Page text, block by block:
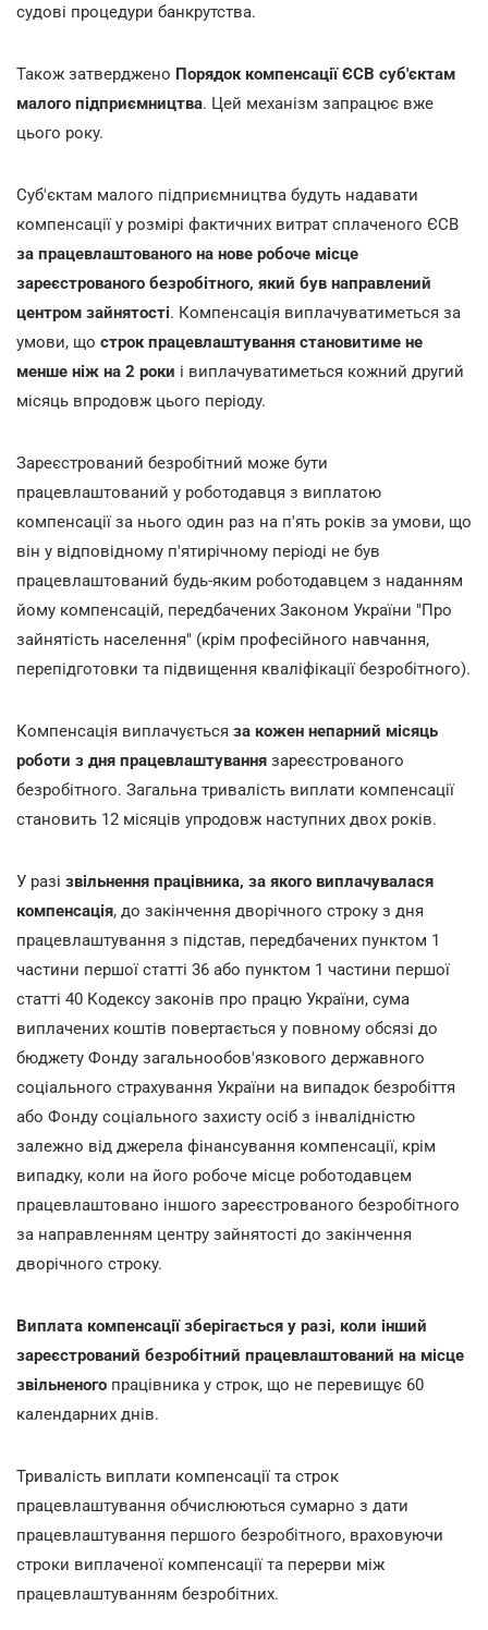
судові процедури банкрутства.
Також затверджено Порядок компенсації ЄСВ суб'єктам
малого підприємництва. Цей механізм запрацює вже
цього року.
Суб'єктам малого підприємництва будуть надавати
компенсації у розмірі фактичних витрат сплаченого ЄСВ
за працевлаштованого на нове робоче місце
зареєстрованого безробітного, який був направлений
центром зайнятості. Компенсація виплачуватиметься за
умови, що строк працевлаштування становитиме не
менше ніж на 2 роки і виплачуватиметься кожний другий
місяць впродовж цього періоду.
Зареєстрований безробітний може бути
працевлаштований у роботодавця з виплатою
компенсації за нього один раз на п'ять років за умови, що
він у відповідному п'ятирічному періоді не був
працевлаштований будь-яким роботодавцем з наданням
йому компенсацій, передбачених Законом України "Про
зайнятість населення" (крім професійного навчання,
перепідготовки та підвищення кваліфікації безробітного).
Компенсація виплачується за кожен непарний місяць
роботи з дня працевлаштування зареєстрованого
безробітного. Загальна тривалість виплати компенсації
становить 12 місяців упродовж наступних двох років.
У разі звільнення працівника, за якого виплачувалася
компенсація, до закінчення дворічного строку з дня
працевлаштування з підстав, передбачених пунктом 1
частини першої статті 36 або пунктом 1 частини першої
статті 40 Кодексу законів про працю України, сума
виплачених коштів повертається у повному обсязі до
бюджету Фонду загальнообов'язкового державного
соціального страхування України на випадок безробіття
або Фонду соціального захисту осіб з інвалідністю
залежно від джерела фінансування компенсації, крім
випадку, коли на його робоче місце роботодавцем
працевлаштовано іншого зареєстрованого безробітного
за направленням центру зайнятості до закінчення
дворічного строку.
Виплата компенсації зберігається у разі, коли інший
зареєстрований безробітний працевлаштований на місце
звільненого працівника у строк, що не перевищує 60
календарних днів.
Тривалість виплати компенсації та строк
працевлаштування обчислюються сумарно з дати
працевлаштування першого безробітного, враховуючи
строки виплаченої компенсації та перерви між
працевлаштуванням безробітних.